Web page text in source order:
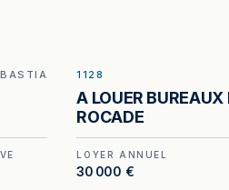
BASTIA ILLUSTRATION GÉNÉRÉE
1128
A LOUER
ROCADE
LOYER ANNUEL
30 000 €